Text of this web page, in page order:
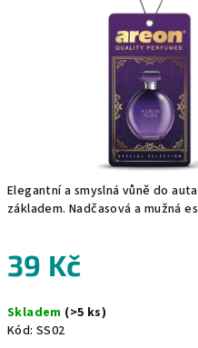
Elegantní a smyslná vůně do
základem. Nadčasová a mužná
39 Kč
cena:
Skladem (>5 ks)
Kód: SS02